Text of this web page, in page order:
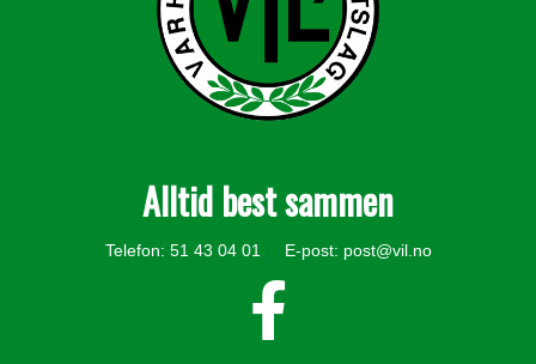
Alltid best sammen
Telefon: 51 43 04 01 E-post: post@vil.no